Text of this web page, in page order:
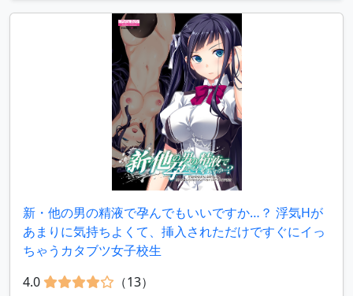
新・他の男の精液で孕んでもいいですか…？ 浮気Hが
あまりに気持ちよくて、挿入されただけですぐにイっ
ちゃうカタブツ女子校生
4.0
（13）